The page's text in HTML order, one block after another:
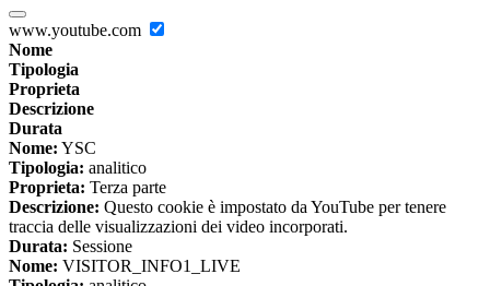
www.youtube.com
Nome
Tipologia
Proprieta
Descrizione
Durata
Nome: YSC
Tipologia: analitico
Proprieta: Terza parte
Descrizione: Questo cookie è impostato da YouTube per tenere
traccia delle visualizzazioni dei video incorporati.
Durata: Sessione
Nome: VISITOR_INFO1_LIVE